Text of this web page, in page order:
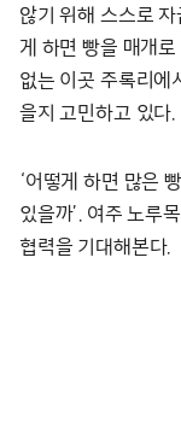
않기 위해 스스로
게 하면 빵을 매개로
없는 이곳 주록리에
을지 고민하고 있다.
‘어떻게 하면 많은
있을까’. 여주 노루
협력을 기대해본다.